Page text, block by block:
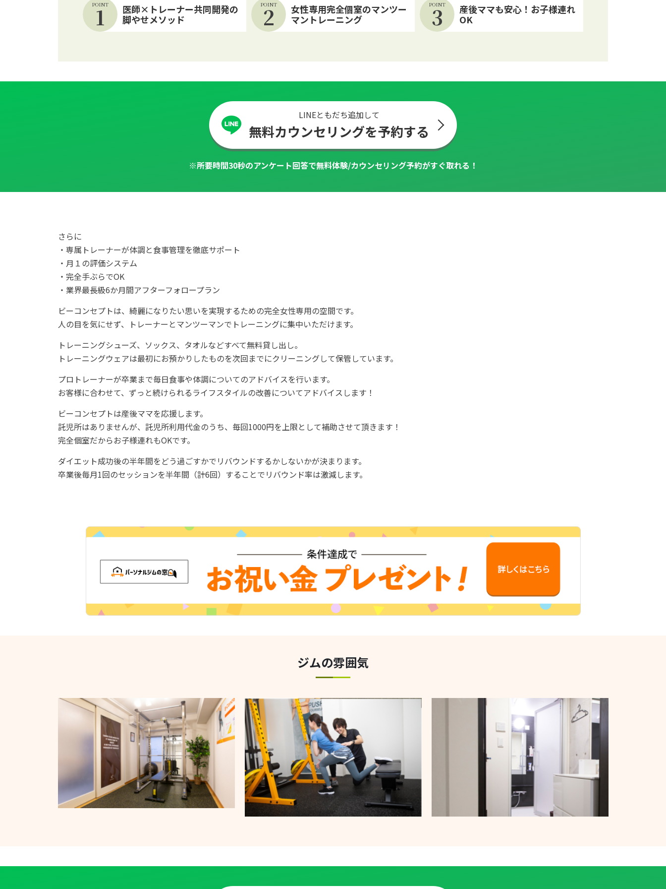
POINT
1
医師×トレーナー共同開発の
脚やせメソッド
POINT
2
女性専用完全個室のマンツー
マントレーニング
POINT
3
産後ママも安心！お子様連れ
OK
LINEともだち追加して
無料カウンセリングを予約する
※所要時間30秒のアンケート回答で無料体験/カウンセリング予約がすぐ取れる！
さらに
・専属トレーナーが体調と食事管理を徹底サポート
・月１の評価システム
・完全手ぶらでOK
・業界最長級6か月間アフターフォロープラン
ビーコンセプトは、綺麗になりたい思いを実現するための完全女性専用の空間です。
人の目を気にせず、トレーナーとマンツーマンでトレーニングに集中いただけます。
トレーニングシューズ、ソックス、タオルなどすべて無料貸し出し。
トレーニングウェアは最初にお預かりしたものを次回までにクリーニングして保管しています。
プロトレーナーが卒業まで毎日食事や体調についてのアドバイスを行います。
お客様に合わせて、ずっと続けられるライフスタイルの改善についてアドバイスします！
ビーコンセプトは産後ママを応援します。
託児所はありませんが、託児所利用代金のうち、毎回1000円を上限として補助させて頂きます！
完全個室だからお子様連れもOKです。
ダイエット成功後の半年間をどう過ごすかでリバウンドするかしないかが決まります。
卒業後毎月1回のセッションを半年間（計6回）することでリバウンド率は激減します。
ジムの雰囲気